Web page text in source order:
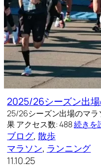
2025/26シーズン出
25/26シーズン出場のマ
果 アクセス数: 488続きを
ブログ, 散歩
マラソン, ランニング
11.10.25